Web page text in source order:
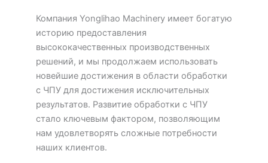
Компания Yonglihao Machinery имеет богатую
историю предоставления
высококачественных производственных
решений, и мы продолжаем использовать
новейшие достижения в области обработки
с ЧПУ для достижения исключительных
результатов. Развитие обработки с ЧПУ
стало ключевым фактором, позволяющим
нам удовлетворять сложные потребности
наших клиентов.